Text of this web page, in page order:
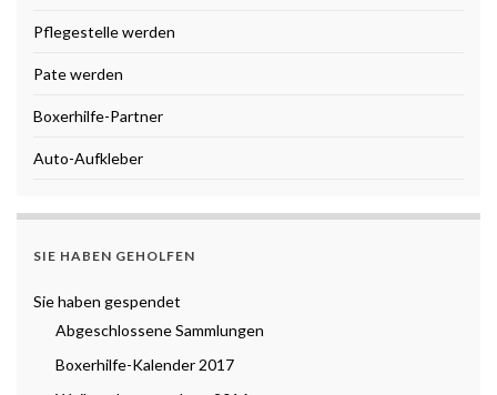
Pflegestelle werden
Pate werden
Boxerhilfe-Partner
Auto-Aufkleber
SIE HABEN GEHOLFEN
Sie haben gespendet
Abgeschlossene Sammlungen
Boxerhilfe-Kalender 2017